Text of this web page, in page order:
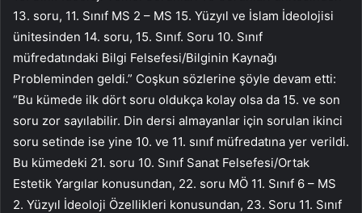
13. soru, 11. Sınıf MS 2 – MS 15. Yüzyıl ve İslam İdeolojisi
ünitesinden 14. soru, 15. Sınıf. Soru 10. Sınıf
müfredatındaki Bilgi Felsefesi/Bilginin Kaynağı
Probleminden geldi.” Coşkun sözlerine şöyle devam etti:
“Bu kümede ilk dört soru oldukça kolay olsa da 15. ve son
soru zor sayılabilir. Din dersi almayanlar için sorulan ikinci
soru setinde ise yine 10. ve 11. sınıf müfredatına yer verildi.
Bu kümedeki 21. soru 10. Sınıf Sanat Felsefesi/Ortak
Estetik Yargılar konusundan, 22. soru MÖ 11. Sınıf 6 – MS
2. Yüzyıl İdeoloji Özellikleri konusundan, 23. Soru 11. Sınıf